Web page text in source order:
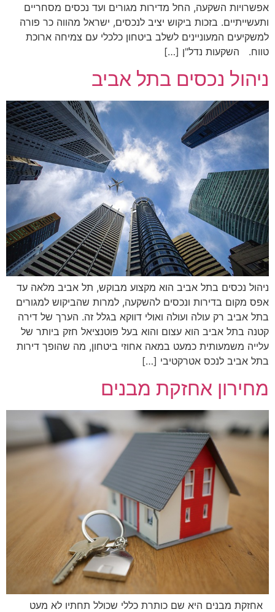
אפשרויות השקעה, החל מדירות מגורים ועד נכסים מסחריים
ותעשייתיים. בזכות ביקוש יציב לנכסים, ישראל מהווה כר פורה
למשקיעים המעוניינים לשלב ביטחון כלכלי עם צמיחה ארוכת
טווח. השקעות נדל"ן […]
ניהול נכסים בתל אביב
ניהול נכסים בתל אביב הוא מקצוע מבוקש, תל אביב מלאה עד
אפס מקום בדירות ונכסים להשקעה, למרות שהביקוש למגורים
בתל אביב רק עולה ועולה ואולי דווקא בגלל זה. הערך של דירה
קטנה בתל אביב הוא עצום והוא בעל פוטנציאל חזק ביותר של
עלייה משמעותית כמעט במאה אחוזי ביטחון, מה שהופך דירות
בתל אביב לנכס אטרקטיבי […]
מחירון אחזקת מבנים
אחזקת מבנים היא שם כותרת כללי שכולל תחתיו לא מעט